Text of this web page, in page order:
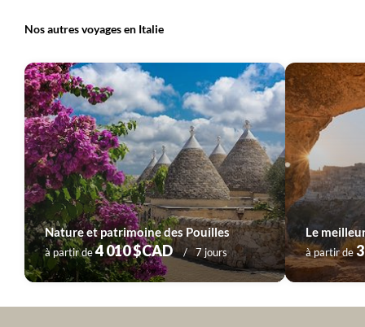
Voyage
Sicile et îles éoliennes
Nos autres voyages en Italie
Nature et patrimoine des Pouilles
à partir de4 010 $CAD 7 jours
Le
à partir de